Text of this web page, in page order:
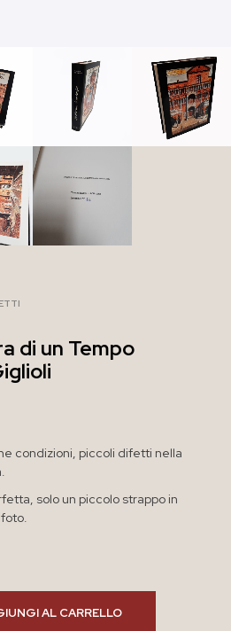
di un Tempo
condizioni, piccoli difetti nella
solo un piccolo strappo in
AL CARRELLO